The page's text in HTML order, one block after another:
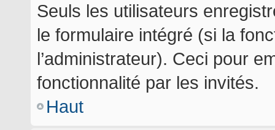
Seuls les utilisateurs
le formulaire intégré (si la
l’administrateur). Ceci pour
fonctionnalité par les invités.
Haut